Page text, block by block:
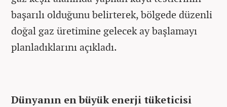
başarılı olduğunu belirterek, bölgede düzenli
doğal gaz üretimine gelecek ay başlamayı
planladıklarını açıkladı.
Dünyanın en büyük enerji tüketicisi